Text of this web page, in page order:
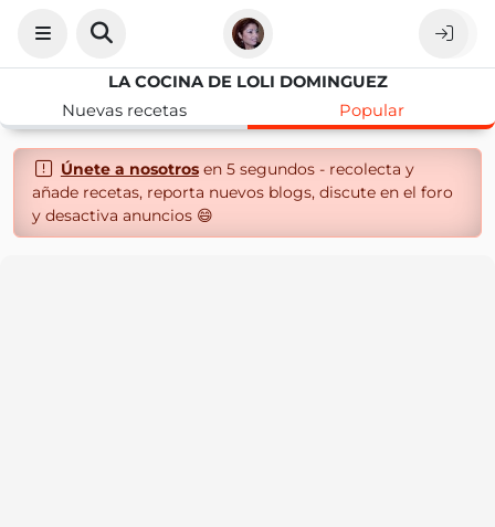
LA COCINA DE LOLI DOMINGUEZ
Nuevas recetas
Popular
Únete a nosotrosen 5 segundos - recolecta y
añade recetas, reporta nuevos blogs, discute en el foro
y desactiva anuncios 😄